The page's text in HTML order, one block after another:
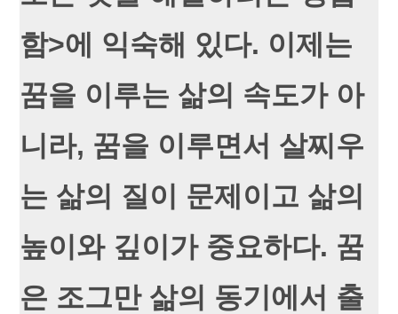
함>에 익숙해 있다. 이제는
꿈을 이루는 삶의 속도가 아
니라, 꿈을 이루면서 살찌우
는 삶의 질이 문제이고 삶의
높이와 깊이가 중요하다. 꿈
은 조그만 삶의 동기에서 출